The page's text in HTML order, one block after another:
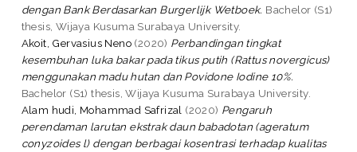
dengan Bank Berdasarkan Burgerlijk Wetboek. Bachelor (S1)
thesis, Wijaya Kusuma Surabaya University.
Akoit, Gervasius Neno (2020) Perbandingan tingkat
kesembuhan luka bakar pada tikus putih (Rattus novergicus)
menggunakan madu hutan dan Povidone Iodine 10%.
Bachelor (S1) thesis, Wijaya Kusuma Surabaya University.
Alam hudi, Mohammad Safrizal (2020) Pengaruh
perendaman larutan ekstrak daun babadotan (ageratum
conyzoides l) dengan berbagai kosentrasi terhadap kualitas